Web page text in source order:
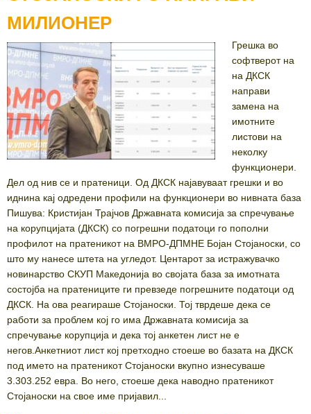
МИЛИОНЕР
Грешка во
софтверот на
на ДКСК
направи
замена на
имотните
листови на
неколку
функционери.
Дел од нив се и пратеници. Од ДКСК најавуваат грешки и во
иднина кај одредени профили на функционери во нивната база
Пишува: Кристијан Трајчов Државната комисија за спречување
на корупцијата (ДКСК) со погрешни податоци го пополни
профилот на пратеникот на ВМРО-ДПМНЕ Бојан Стојаноски, со
што му нанесе штета на угледот. Центарот за истражувачко
новинарство СКУП Македонија во својата база за имотната
состојба на пратениците ги превзеде погрешните податоци од
ДКСК. На ова реагираше Стојаноски. Тој тврдеше дека се
работи за проблем кој го има Државната комисија за
спречување корупција и дека тој анкетен лист не е
негов.Анкетниот лист кој претходно стоеше во базата на ДКСК
под името на пратеникот Стојаноски вкупно изнесуваше
3.303.252 евра. Во него, стоеше дека наводно пратеникот
Стојаноски на свое име пријавил...